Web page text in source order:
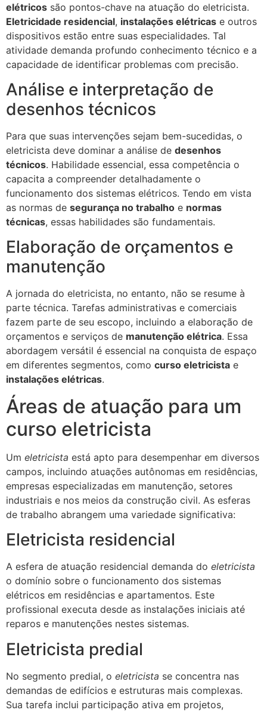
elétricos são pontos-chave na atuação do eletricista.
Eletricidade residencial, instalações elétricas e outros
dispositivos estão entre suas especialidades. Tal
atividade demanda profundo conhecimento técnico e a
capacidade de identificar problemas com precisão.
Análise e interpretação de
desenhos técnicos
Para que suas intervenções sejam bem-sucedidas, o
eletricista deve dominar a análise de desenhos
técnicos. Habilidade essencial, essa competência o
capacita a compreender detalhadamente o
funcionamento dos sistemas elétricos. Tendo em vista
as normas de segurança no trabalho e normas
técnicas, essas habilidades são fundamentais.
Elaboração de orçamentos e
manutenção
A jornada do eletricista, no entanto, não se resume à
parte técnica. Tarefas administrativas e comerciais
fazem parte de seu escopo, incluindo a elaboração de
orçamentos e serviços de manutenção elétrica. Essa
abordagem versátil é essencial na conquista de espaço
em diferentes segmentos, como curso eletricista e
instalações elétricas.
Áreas de atuação para um
curso eletricista
Um eletricista está apto para desempenhar em diversos
campos, incluindo atuações autônomas em residências,
empresas especializadas em manutenção, setores
industriais e nos meios da construção civil. As esferas
de trabalho abrangem uma variedade significativa:
Eletricista residencial
A esfera de atuação residencial demanda do eletricista
o domínio sobre o funcionamento dos sistemas
elétricos em residências e apartamentos. Este
profissional executa desde as instalações iniciais até
reparos e manutenções nestes sistemas.
Eletricista predial
No segmento predial, o eletricista se concentra nas
demandas de edifícios e estruturas mais complexas.
Sua tarefa inclui participação ativa em projetos,